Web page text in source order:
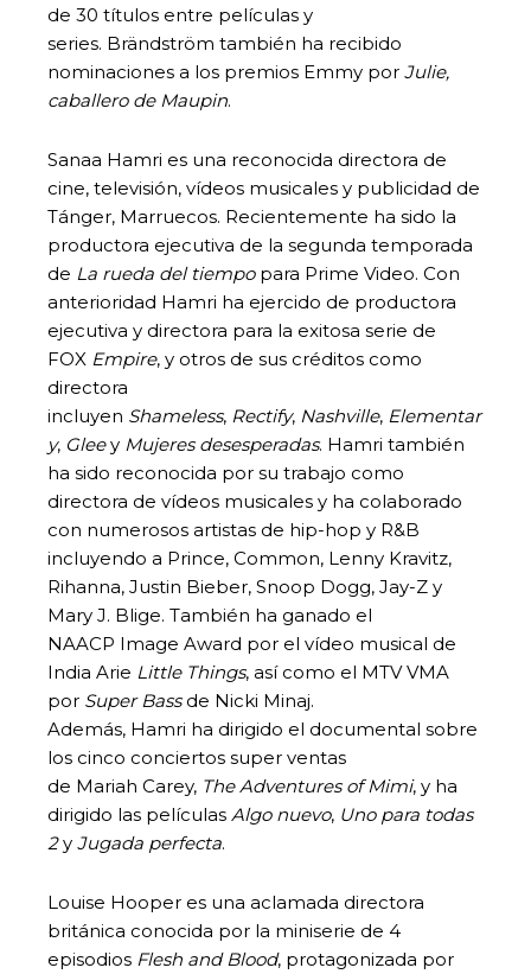
de 30 títulos entre películas y
series. Brändström también ha recibido
nominaciones a los premios Emmy por Julie,
caballero de Maupin.
Sanaa Hamri es una reconocida directora de
cine, televisión, vídeos musicales y publicidad de
Tánger, Marruecos. Recientemente ha sido la
productora ejecutiva de la segunda temporada
de La rueda del tiempopara Prime Video. Con
anterioridad Hamri ha ejercido de productora
ejecutiva y directora para la exitosa serie de
FOX Empire, y otros de sus créditos como
directora
incluyen Shameless, Rectify, Nashville, Elementar
y, Gleey Mujeres desesperadas. Hamri también
ha sido reconocida por su trabajo como
directora de vídeos musicales y ha colaborado
con numerosos artistas de hip-hop y R&B
incluyendo a Prince, Common, Lenny Kravitz,
Rihanna, Justin Bieber, Snoop Dogg, Jay-Z y
Mary J. Blige. También ha ganado el
NAACP Image Award por el vídeo musical de
India Arie Little Things, así como el MTV VMA
por SuperBassde Nicki Minaj.
Además, Hamri ha dirigido el documental sobre
los cinco conciertos super ventas
de Mariah Carey, TheAdventures of Mimi, y ha
dirigido las películas Algo nuevo, Uno para todas
2y Jugada perfecta.
Louise Hooper es una aclamada directora
británica conocida por la miniserie de 4
episodios Flesh and Blood, protagonizada por